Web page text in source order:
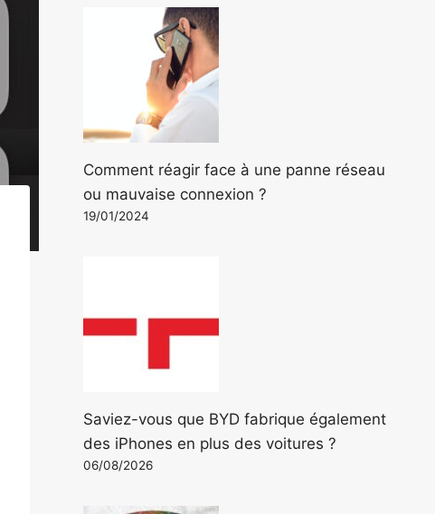
Comment réagir face à une panne réseau
ou mauvaise connexion ?
19/01/2024
Saviez-vous que BYD fabrique également
des iPhones en plus des voitures ?
06/08/2026